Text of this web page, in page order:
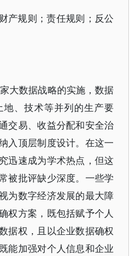
产规则；责任规则；反公
大数据战略的实施，数据
、技术等并列的生产要
交易、收益分配和安全治
入顶层制度设计。在这一
迅速成为学术热点，但这
被批评缺少深度。一些学
为数字经济发展的最大障
权方案，既包括赋予个人
据权，且以企业数据确权
能加强对个人信息和企业